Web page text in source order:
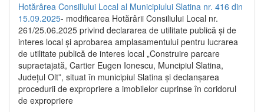
Hotărârea Consiliului Local al Municipiului Slatina nr. 416 din
15.09.2025- modificarea Hotărârii Consiliului Local nr.
261/25.06.2025 privind declararea de utilitate publică și de
interes local și aprobarea amplasamentului pentru lucrarea
de utilitate publică de interes local „Construire parcare
supraetajată, Cartier Eugen Ionescu, Muncipiul Slatina,
Județul Olt”, situat în municipiul Slatina și declanșarea
procedurii de expropriere a imobilelor cuprinse în coridorul
de expropriere